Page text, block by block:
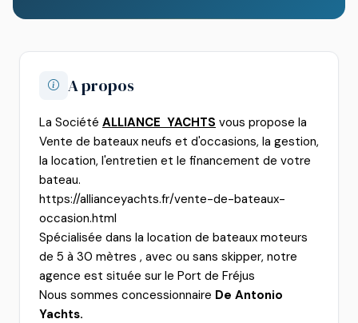
A propos
La Société ALLIANCE YACHTS vous propose la
Vente de bateaux neufs et d'occasions, la gestion,
la location, l'entretien et le financement de votre
bateau.
https://allianceyachts.fr/vente-de-bateaux-
occasion.html
Spécialisée dans la location de bateaux moteurs
de 5 à 30 mètres , avec ou sans skipper, notre
agence est située sur le Port de Fréjus
Nous sommes concessionnaire De Antonio
Yachts.